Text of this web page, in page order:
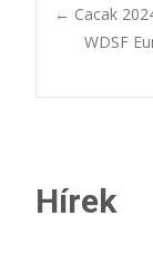
← Cacak
WDSF
Hírek